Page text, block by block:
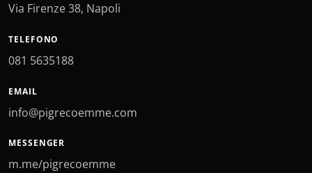
Via Firenze 38, Napoli
TELEFONO
081 5635188
EMAIL
info@pigrecoemme.com
MESSENGER
m.me/pigrecoemme